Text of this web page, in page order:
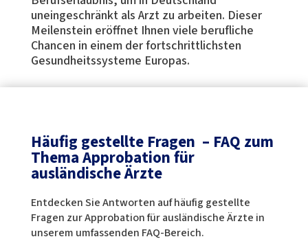
uneingeschränkt als Arzt zu arbeiten. Dieser
Meilenstein eröffnet Ihnen viele berufliche
Chancen in einem der fortschrittlichsten
Gesundheitssysteme Europas.
Häufig gestellte Fragen – FAQ zum
Thema Approbation für
ausländische Ärzte
Entdecken Sie Antworten auf häufig gestellte
Fragen zur Approbation für ausländische Ärzte in
unserem umfassenden FAQ-Bereich.